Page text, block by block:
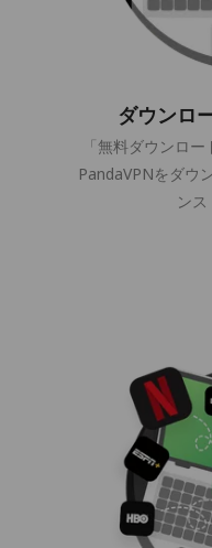
ダウンロ
「無料ダウンロ
PandaVPNをダウ
ンス